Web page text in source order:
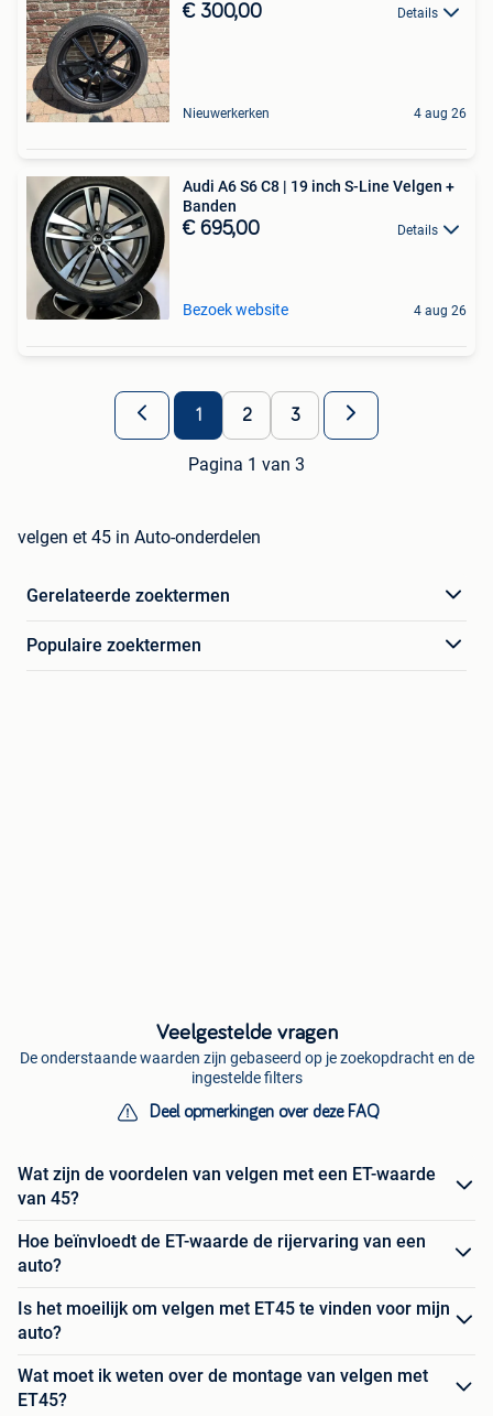
€ 300,00 Details
Nieuwerkerken 4 aug 26
Audi A6 S6 C8 | 19 inch S-Line Velgen +
Banden
€ 695,00 Details
Bezoek website 4 aug 26
1 2 3
Pagina 1 van 3
velgen et 45 in Auto-onderdelen
Gerelateerde zoektermen
Populaire zoektermen
Veelgestelde vragen
De onderstaande waarden zijn gebaseerd op je zoekopdracht en de
ingestelde filters
Deel opmerkingen over deze FAQ
Wat zijn de voordelen van velgen met een ET-waarde
van 45?
Hoe beïnvloedt de ET-waarde de rijervaring van een
auto?
Is het moeilijk om velgen met ET45 te vinden voor mijn
auto?
Wat moet ik weten over de montage van velgen met
ET45?